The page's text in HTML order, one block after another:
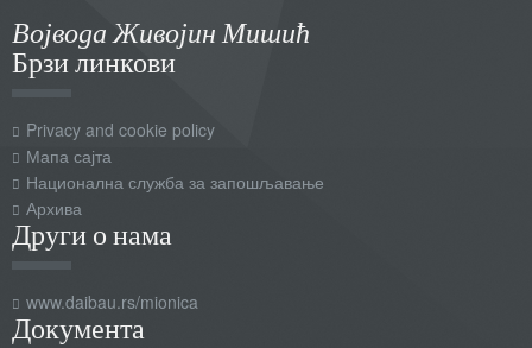
Војвода Живојин Мишић
Брзи линкови
Privacy and cookie policy
Мапа сајта
Национална служба за запошљавање
Архива
Други о нама
www.daibau.rs/mionica
Документа